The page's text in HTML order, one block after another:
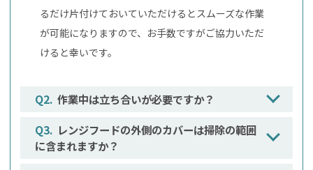
るだけ片付けておいていただけるとスムーズな作業
が可能になりますので、お手数ですがご協力いただ
けると幸いです。
作業中は立ち合いが必要ですか？
レンジフードの外側のカバーは掃除の範囲
に含まれますか？